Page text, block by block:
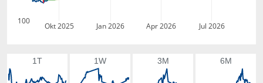
Okt 2025 Jan 2026 Apr 2026 Jul 2026
100
1T 1W 3M 6M